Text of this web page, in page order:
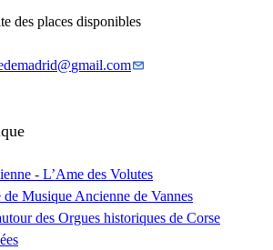
des places disponibles
@gmail.com
- L’Ame des Volutes
Musique Ancienne de Vannes
des Orgues historiques de Corse